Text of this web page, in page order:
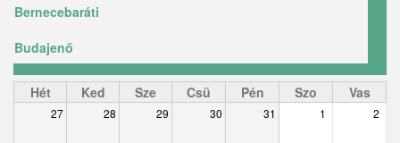
Bernecebaráti
Budajenő
Ceglédbercel
Csemő
Hét Ked Sze Csü Pén Szo Vas
27 28 29 30 31 1 2
– 01 előtt
– 01